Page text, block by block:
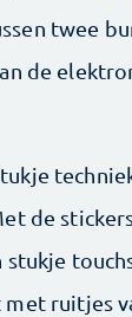
twee
de
de
stukje
­met ruitjes